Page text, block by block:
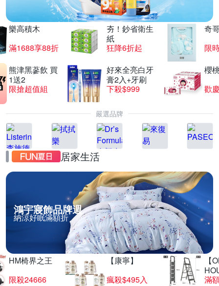
樂高積木
滿1688享88折
夯！鈔省衛生
紙
狂降6折起
奇
限
熊津黑蔘飲 買
1送2
限搶超值組
好來全亮白牙
膏2入+牙刷
下殺$999
櫻
歡
嚴選品牌
居家生活
鴻宇寢飾品牌週
納涼好眠滿額折
HM椅界之王
限殺24666
【康寧】
瘋殺$495入
【
滿